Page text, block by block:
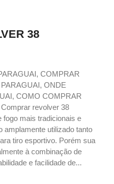
38
COMPRAR
ONDE
COMO COMPRAR
revolver 38
fogo mais tradicionais e
amplamente utilizado tanto
tiro esportivo. Porém sua
à combinação de
e facilidade de...